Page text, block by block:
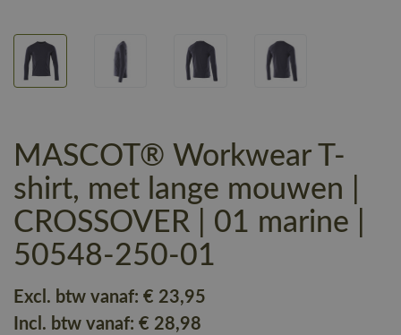
MASCOT® Workwear T-
shirt, met lange mouwen |
CROSSOVER | 01 marine |
50548-250-01
Excl. btw vanaf: € 23,95
Incl. btw vanaf: € 28,98